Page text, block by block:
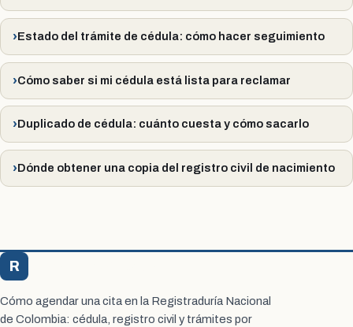
Estado del trámite de cédula: cómo hacer seguimiento
Cómo saber si mi cédula está lista para reclamar
Duplicado de cédula: cuánto cuesta y cómo sacarlo
Dónde obtener una copia del registro civil de nacimiento
R
Cómo agendar una cita en la Registraduría Nacional
de Colombia: cédula, registro civil y trámites por